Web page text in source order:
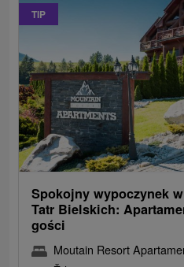
TIP
Spokojny wypoczynek
Tatr Bielskich:
gości
Moutain Resort